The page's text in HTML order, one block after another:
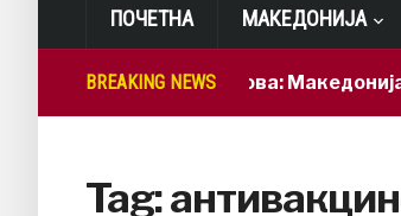
ПОЧЕТНА МАКЕДОНИЈА
BREAKING NEWS
Лепиткова: Македонија
Tag: